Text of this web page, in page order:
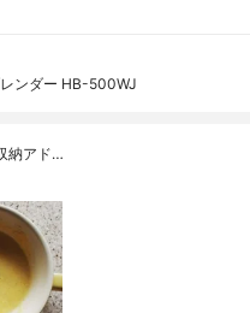
ンダー HB-500WJ
納アド…